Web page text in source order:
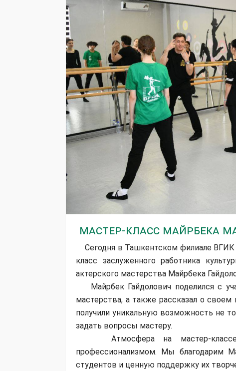
Мастер-класс Майрбека
Сегодня в Ташкентском филиале
класс заслуженного работника
актерского мастерства Майрбека
Майрбек Гайдолович поделился с
мастерства, а также рассказал о
получили уникальную возможность не
задать вопросы мастеру.
Атмосфера на мастер-классе
профессионализмом. Мы благодарим
студентов и ценную поддержку их